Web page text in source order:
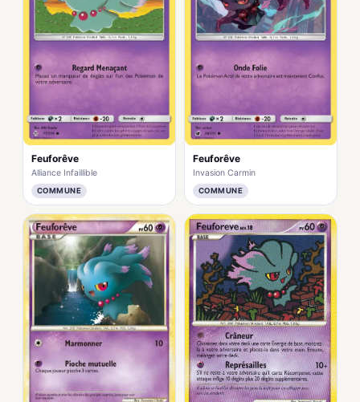
Feuforêve
Alliance Infaillible
COMMUNE
Feuforêve
Invasion Carmin
COMMUNE